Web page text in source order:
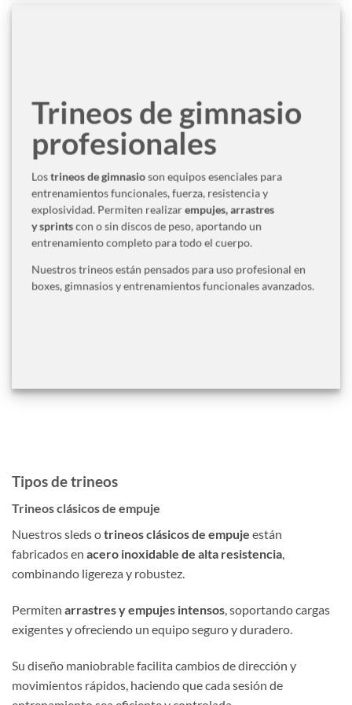
Trineos de gimnasio
profesionales
Lostrineos de gimnasioson equipos esenciales para
entrenamientos funcionales, fuerza, resistencia y
explosividad. Permiten realizarempujes, arrastres
y sprintscon o sin discos de peso, aportando un
entrenamiento completo para todo el cuerpo.
Nuestros trineos están pensados para uso profesional en
boxes, gimnasios y entrenamientos funcionales avanzados.
Tipos de trineos
Trineos clásicos de empuje
Nuestros sleds otrineos clásicos de empuje están
fabricados en acero inoxidable de alta resistencia,
combinando ligereza y robustez.
Permiten arrastres y empujes intensos, soportando cargas
exigentes y ofreciendo un equipo seguro y duradero.
Su diseño maniobrable facilita cambios de dirección y
movimientos rápidos, haciendo que cada sesión de